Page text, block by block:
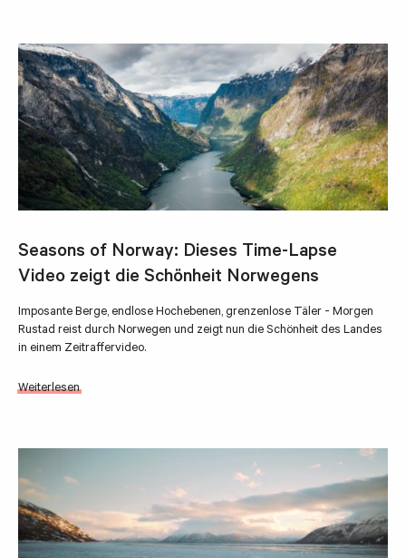
Seasons of Norway: Dieses Time-Lapse
Video zeigt die Schönheit Norwegens
Imposante Berge, endlose Hochebenen, grenzenlose Täler - Morgen
Rustad reist durch Norwegen und zeigt nun die Schönheit des Landes
in einem Zeitraffervideo.
Weiterlesen